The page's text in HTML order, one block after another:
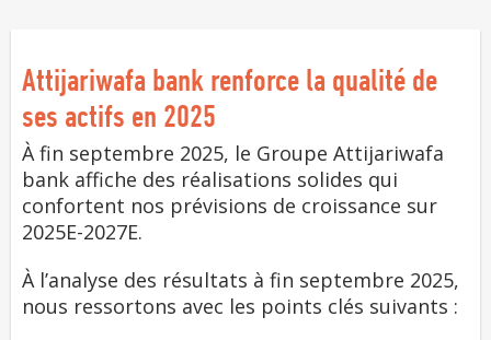
Attijariwafa bank renforce la qualité de
ses actifs en 2025
À fin septembre 2025, le Groupe Attijariwafa
bank affiche des réalisations solides qui
confortent nos prévisions de croissance sur
2025E-2027E.
À l’analyse des résultats à fin septembre 2025,
nous ressortons avec les points clés suivants :